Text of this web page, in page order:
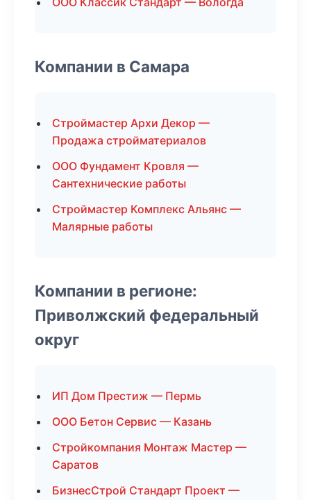
Компании в Самара
Строймастер Архи Декор —
Продажа стройматериалов
ООО Фундамент Кровля —
Сантехнические работы
Строймастер Комплекс Альянс —
Малярные работы
Компании в регионе:
Приволжский федеральный
округ
ИП Дом Престиж — Пермь
ООО Бетон Сервис — Казань
Стройкомпания Монтаж Мастер —
Саратов
БизнесСтрой Стандарт Проект —